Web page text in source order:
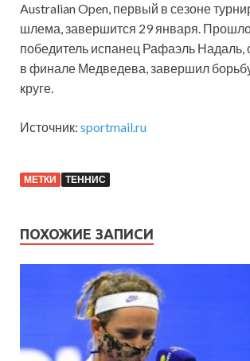
Australian Open, первый в сезоне
шлема, завершится 29 января.
победитель испанец Рафаэль
в финале Медведева, завершил
круге.
Источник: sportmail.ru
МЕТКИ ТЕННИС
ПОХОЖИЕ ЗАПИСИ